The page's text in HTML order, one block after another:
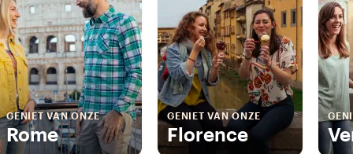
GENIET VAN ONZE
Rome
GENIET VAN ONZE
Florence